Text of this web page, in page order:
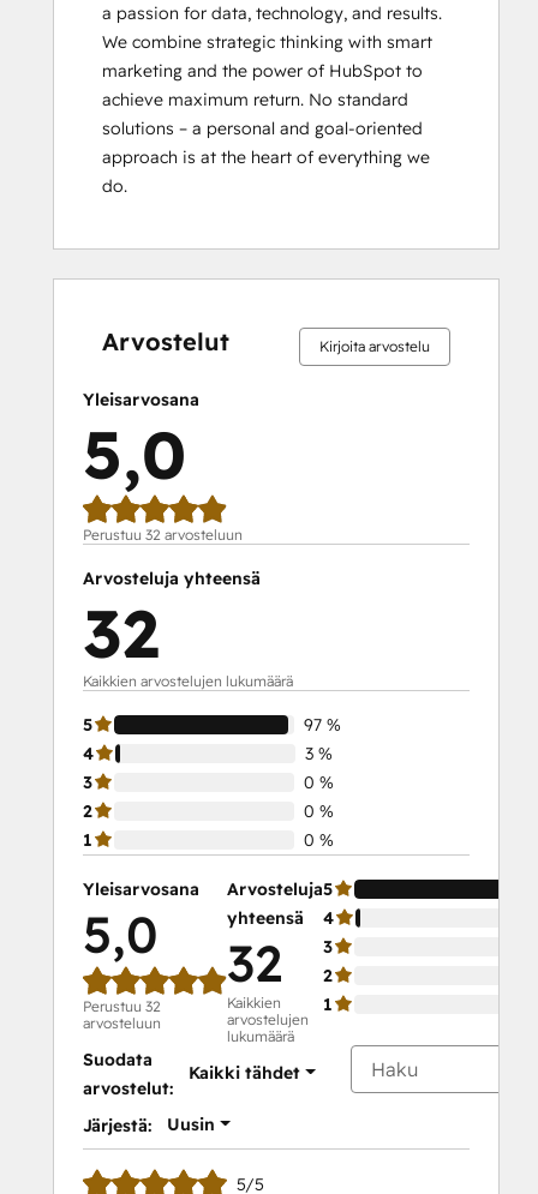
Integrating With HubSpot I: Foundations
Objectives-Based Onboarding
Platform Consulting
Revenue Operations
Salesforce Integration Certification
Service Hub Software
Social Media Marketing Certification
a passion for data, technology, and results.
We combine strategic thinking with smart
marketing and the power of HubSpot to
achieve maximum return. No standard
solutions – a personal and goal-oriented
approach is at the heart of everything we
do.
Arvostelut Kirjoita arvostelu
Yleisarvosana
5,0
Perustuu 32 arvosteluun
Arvosteluja yhteensä
32
Kaikkien arvostelujen lukumäärä
5
97 %
4
3 %
3
0 %
2
0 %
1
0 %
Yleisarvosana
5,0
Perustuu 32
arvosteluun
Arvosteluja
yhteensä
32
Kaikkien
arvostelujen
lukumäärä
5
4
3
2
1
Suodata
arvostelut:
Kaikki tähdet
Järjestä: Uusin
5/5